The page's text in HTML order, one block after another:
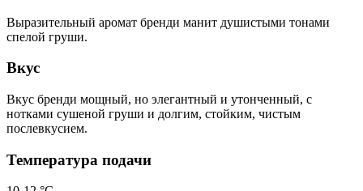
Выразительный аромат бренди манит душистыми тонами
спелой груши.
Вкус
Вкус бренди мощный, но элегантный и утонченный, с
нотками сушеной груши и долгим, стойким, чистым
послевкусием.
Температура подачи